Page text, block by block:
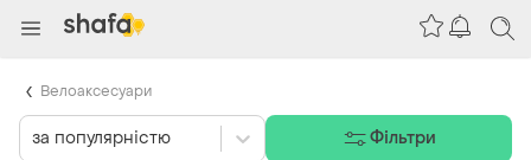
за популярністю Фільтри
Велоаксесуари